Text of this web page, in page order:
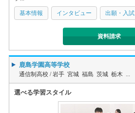
基本情報 インタビュー 出願・入試
資料請求
鹿島学園高等学校
通信制高校 /岩手 宮城 福島 茨城 栃木 ...
選べる学習スタイル